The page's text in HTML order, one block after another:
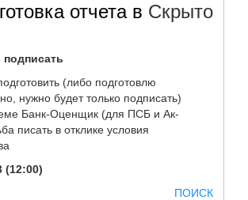
отчета в Скрыто
(либо подготовлю
нужно будет только подписать)
Банк-Оценщик (для ПСБ и Ак-
писать в отклике условия
(12:00)
ПОИСК